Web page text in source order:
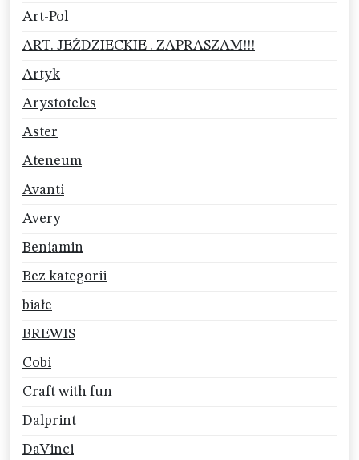
Art-Pol
ART. JEŹDZIECKIE . ZAPRASZAM!!!
Artyk
Arystoteles
Aster
Ateneum
Avanti
Avery
Beniamin
Bez kategorii
białe
BREWIS
Cobi
Craft with fun
Dalprint
DaVinci